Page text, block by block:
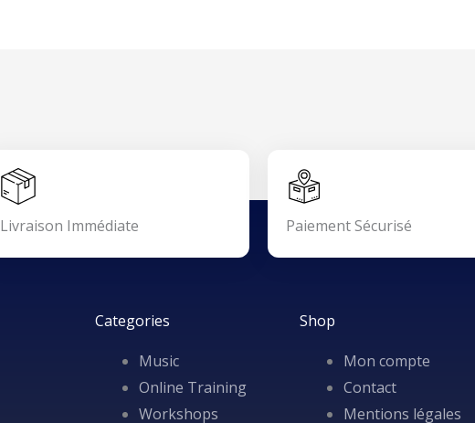
Livraison Immédiate Paiement Sécurisé
Categories
Music
Online Training
Workshops
Shop
Mon compte
Contact
Mentions légales